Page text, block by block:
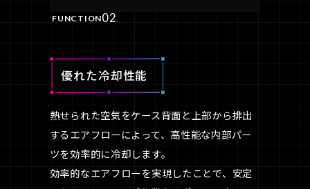
FUNCTION02
優れた冷却性能
熱せられた空気をケース背面と上部から排出
するエアフローによって、高性能な内部パー
ツを効率的に冷却します。
効率的なエアフローを実現したことで、安定